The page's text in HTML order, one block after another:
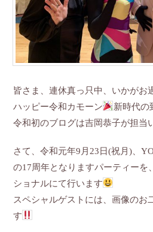
皆さま、連休真っ只中、いかがお
ハッピー令和カモーン
新時代の
令和初のブログは吉岡恭子が担当
さて、令和元年9月23日(祝月)、
の17周年となりますパーティーを
ショナルにて行います
スペシャルゲストには、画像のお
す